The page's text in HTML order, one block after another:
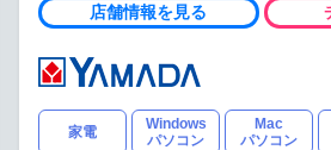
店舗情報を見る
家電
Windows
パソコン
Mac
パソコン